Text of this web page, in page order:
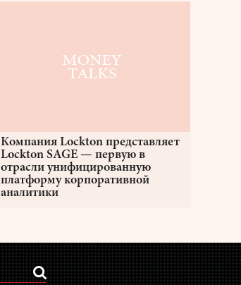
Компания Lockton представляет
Lockton SAGE — первую в
отрасли унифицированную
платформу корпоративной
аналитики